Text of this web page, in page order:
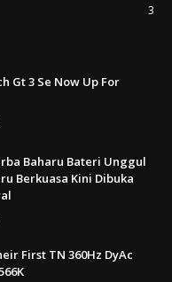
3
Gt 3 Se Now Up For
Baharu Bateri Unggul
Berkuasa Kini Dibuka
First TN 360Hz DyAc